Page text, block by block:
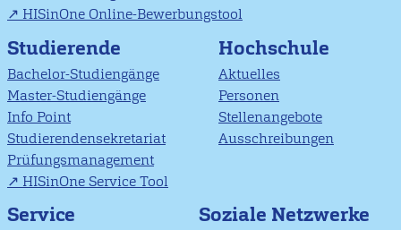
HISinOne Online-Bewerbungstool
Studierende
Bachelor-Studiengänge
Master-Studiengänge
Info Point
Studierendensekretariat
Prüfungsmanagement
HISinOne Service Tool
Hochschule
Aktuelles
Personen
Stellenangebote
Ausschreibungen
Service Soziale Netzwerke